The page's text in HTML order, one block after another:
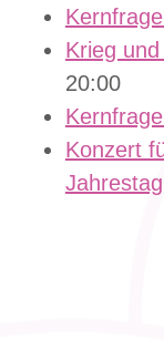
Krieg
20:00
Konzert